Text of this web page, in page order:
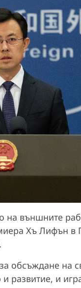
на външните
Хъ Лифън в
обсъждане на
развитие, и